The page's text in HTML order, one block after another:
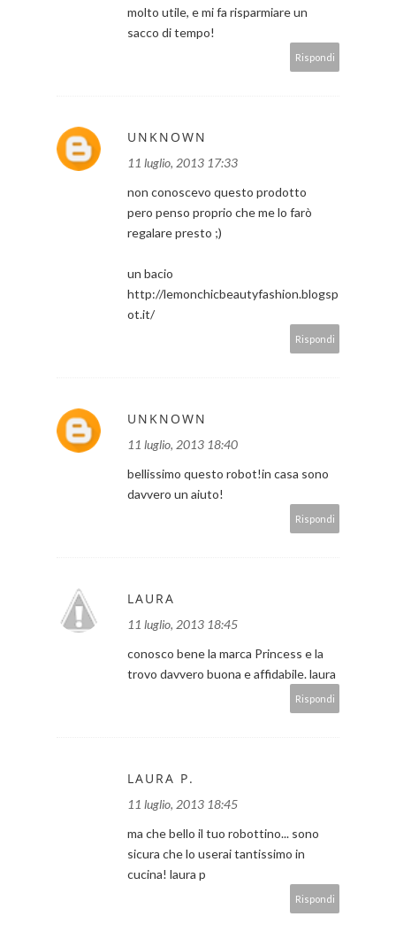
molto utile, e mi fa risparmiare un
sacco di tempo!
Rispondi
UNKNOWN
11 luglio, 2013 17:33
non conoscevo questo prodotto
pero penso proprio che me lo farò
regalare presto ;)
un bacio
http://lemonchicbeautyfashion.blogsp
ot.it/
Rispondi
UNKNOWN
11 luglio, 2013 18:40
bellissimo questo robot!in casa sono
davvero un aiuto!
Rispondi
LAURA
11 luglio, 2013 18:45
conosco bene la marca Princess e la
trovo davvero buona e affidabile. laura
Rispondi
LAURA P.
11 luglio, 2013 18:45
ma che bello il tuo robottino... sono
sicura che lo userai tantissimo in
cucina! laura p
Rispondi